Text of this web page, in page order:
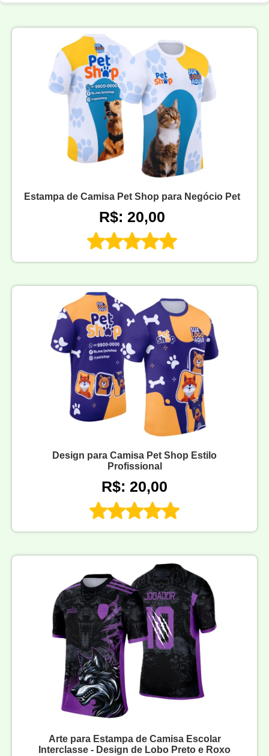
Estampa de Camisa Pet Shop para Negócio Pet
R$: 20,00
Design para Camisa Pet Shop Estilo
Profissional
R$: 20,00
Arte para Estampa de Camisa Escolar
Interclasse - Design de Lobo Preto e Roxo